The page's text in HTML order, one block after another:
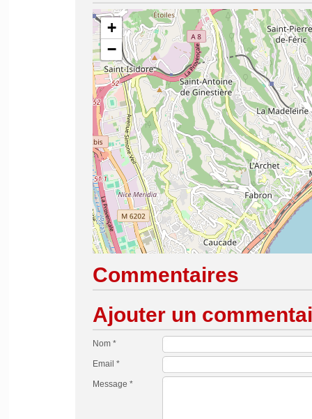
+
−
Commentaires
Ajouter un
Nom *
Email *
Message *